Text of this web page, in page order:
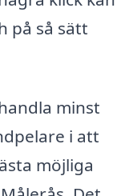
på så sätt
minst
i att
möjliga